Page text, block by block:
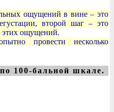
ощущений в вине – это
второй шаг – это
этих ощущений.
провести несколько
100-бальной шкале.